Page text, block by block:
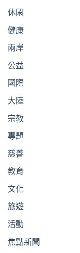
休閑
健康
兩岸
公益
國際
大陸
宗教
專題
慈善
教育
文化
旅遊
活動
焦點新聞